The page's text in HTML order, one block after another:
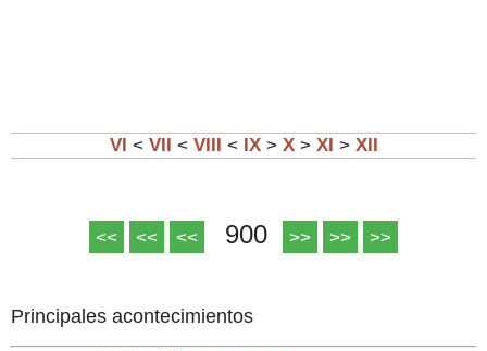
VI < VII < VIII < IX > X> XI > XII
<< << << 900 >> >> >>
Principales acontecimientos